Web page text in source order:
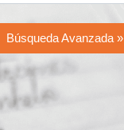
Búsqueda Avanzada »